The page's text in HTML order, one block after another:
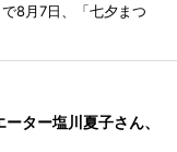
8月7日、「七夕まつ
ター塩川夏子さん、